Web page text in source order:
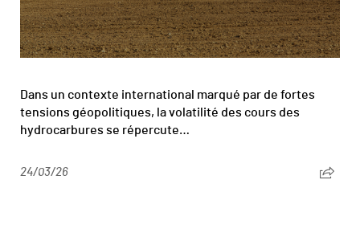
Dans un contexte international marqué par de fortes
tensions géopolitiques, la volatilité des cours des
hydrocarbures se répercute…
24/03/26